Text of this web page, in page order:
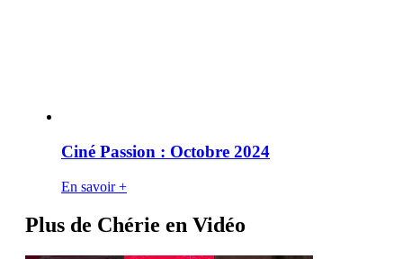
Ciné Passion : Octobre 2024
En savoir +
Plus de Chérie en Vidéo